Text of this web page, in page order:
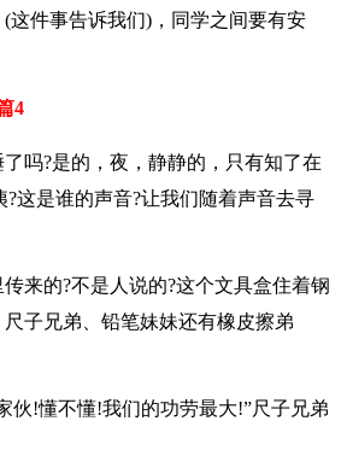
这件事告诉我们)，同学之间要有安
4
吗?是的，夜，静静的，只有知了在
?这是谁的声音?让我们随着声音去寻
来的?不是人说的?这个文具盒住着钢
子兄弟、铅笔妹妹还有橡皮擦弟
伙!懂不懂!我们的功劳最大!”尺子兄弟